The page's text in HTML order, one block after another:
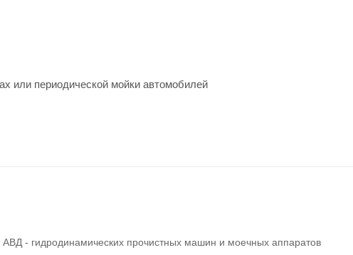
или периодической мойки автомобилей
- гидродинамических прочистных машин и моечных аппаратов